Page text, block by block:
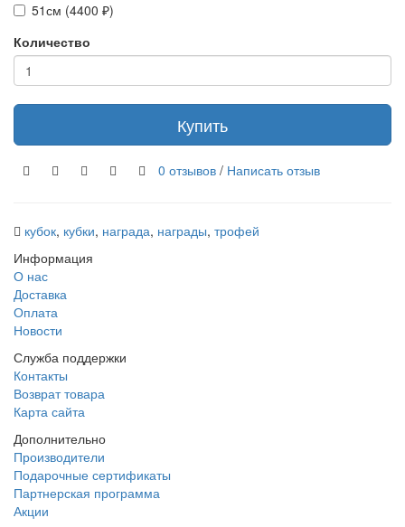
51см (4400 ₽)
Количество
Купить
0 отзывов / Написать отзыв
кубок, кубки, награда, награды, трофей
Информация
О нас
Доставка
Оплата
Новости
Служба поддержки
Контакты
Возврат товара
Карта сайта
Дополнительно
Производители
Подарочные сертификаты
Партнерская программа
Акции